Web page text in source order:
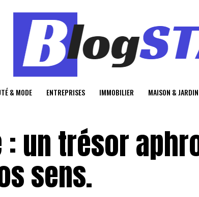
& MODE ENTREPRISES IMMOBILIER MAISON & JARDIN
un trésor
sens.